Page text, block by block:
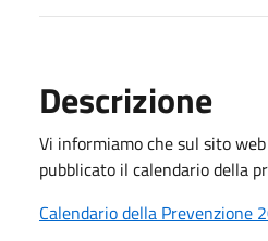
Descrizione
Vi informiamo che sul sito
pubblicato il calendario della
Calendario della Prevenzione